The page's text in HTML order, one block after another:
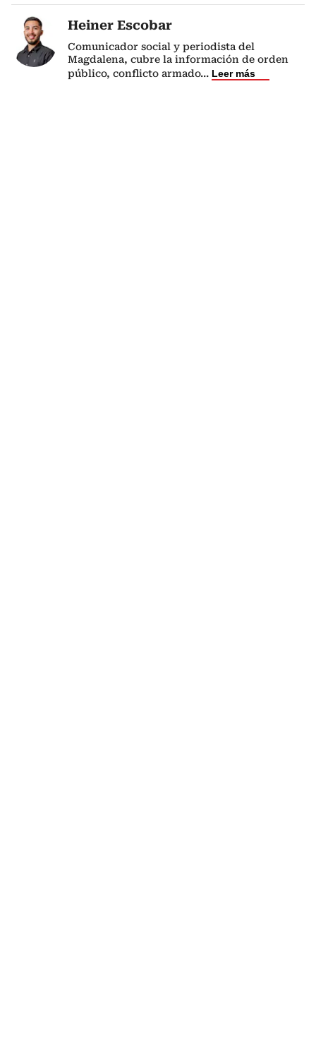
Heiner Escobar
Comunicador social y periodista del
Magdalena, cubre la información de orden
público, conflicto armado... Leer más